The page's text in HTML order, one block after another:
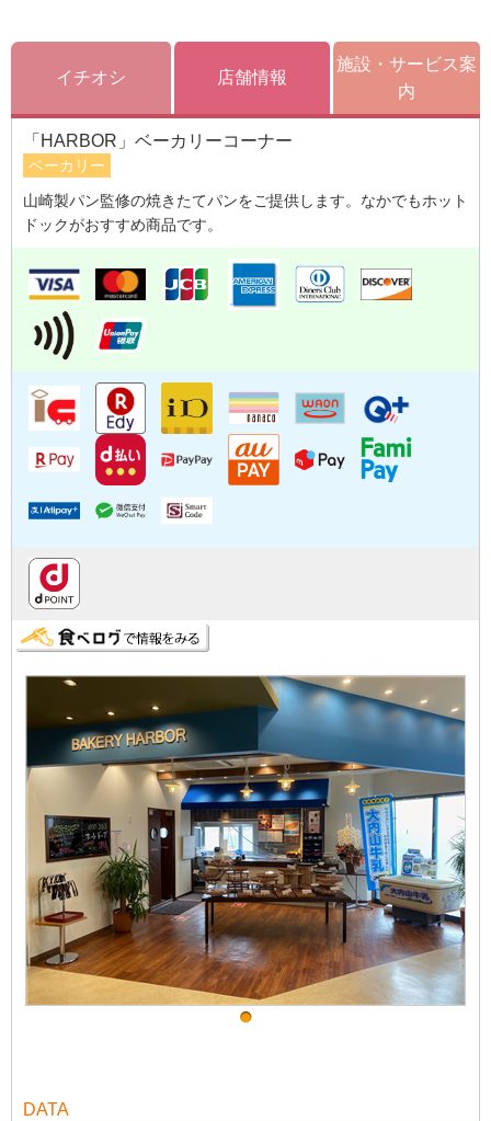
イチオシ 店舗情報
施設・サービス案
内
「HARBOR」ベーカリーコーナー
ベーカリー
山崎製パン監修の焼きたてパンをご提供します。なかでもホット
ドックがおすすめ商品です。
DATA